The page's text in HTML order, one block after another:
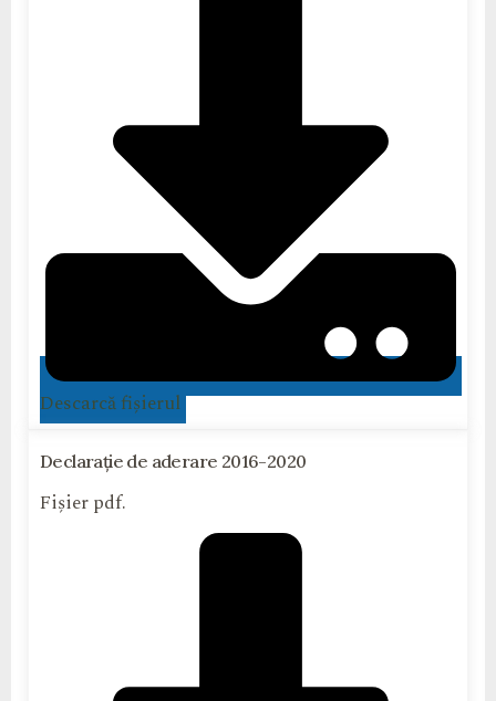
Descarcă fișierul
Declarație de aderare 2016-2020
Fișier pdf.